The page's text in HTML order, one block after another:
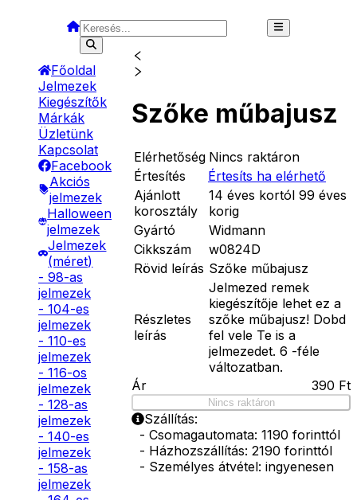
Főoldal
Jelmezek
Kiegészítők
Márkák
Üzletünk
Kapcsolat
Facebook
Akciós
jelmezek
Halloween
jelmezek
Jelmezek
(méret)
- 98-as
jelmezek
- 104-es
jelmezek
- 110-es
jelmezek
- 116-os
jelmezek
- 128-as
jelmezek
- 140-es
jelmezek
- 158-as
jelmezek
Szőke műbajusz
Elérhetőség Nincs raktáron
Értesítés
Értesíts ha elérhető
Ajánlott
korosztály
14 éves kortól 99 éves
korig
Gyártó
Widmann
Cikkszám
w0824D
Rövid leírás Szőke műbajusz
Részletes
leírás
Jelmezed remek
kiegészítője lehet ez a
szőke műbajusz! Dobd
fel vele Te is a
jelmezedet. 6 -féle
változatban.
Ár
390 Ft
Nincs raktáron
Szállítás:
- Csomagautomata: 1190 forinttól
- Házhozszállítás: 2190 forinttól
- Személyes átvétel: ingyenesen